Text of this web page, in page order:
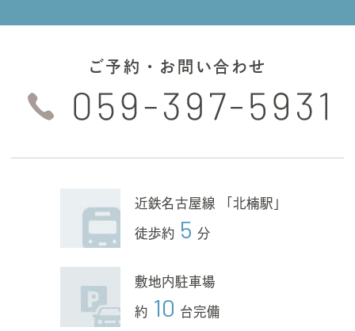
ご予約・お問い合わせ
近鉄名古屋線 「北楠駅」
徒歩約 5 分
敷地内駐車場
約 10 台完備